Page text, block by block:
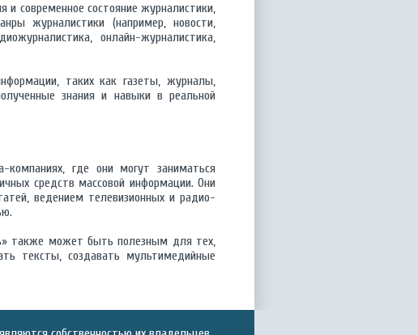
и современное состояние журналистики,
журналистики (например, новости,
онлайн-журналистика,
таких как газеты, журналы,
знания и навыки в реальной
компаниях, где они могут заниматься
средств массовой информации. Они
ведением телевизионных и радио-
также может быть полезным для тех,
тексты, создавать мультимедийные